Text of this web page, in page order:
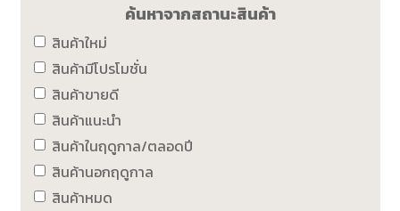
ค้นหาจากสถานะสินค้า
สินค้าใหม่
สินค้ามีโปรโมชั่น
สินค้าขายดี
สินค้าแนะนำ
สินค้าในฤดูกาล/ตลอดปี
สินค้านอกฤดูกาล
สินค้าหมด